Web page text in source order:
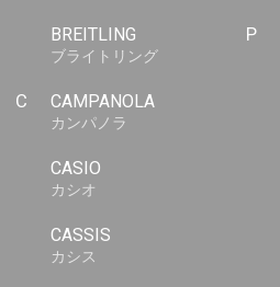
BREITLING
ブライトリング
C CAMPANOLA
カンパノラ
CASIO
カシオ
CASSIS
カシス
P